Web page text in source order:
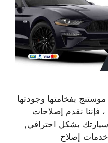
بفخامتها وجودتها
فإننا نقدم إصلاحات
بشكل احترافي,
إصلاح